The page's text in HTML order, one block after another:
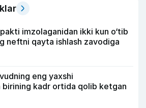
imzolaganidan ikki kun o‘tib
neftni qayta ishlash zavodiga
eng yaxshi
birining kadr ortida qolib ketgan